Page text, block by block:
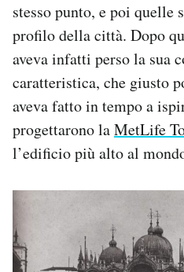
stesso punto, e poi quelle
profilo della città. Dopo
aveva infatti perso la sua
caratteristica, che giusto
aveva fatto in tempo a
progettarono laMetLife
l’edificio più alto al